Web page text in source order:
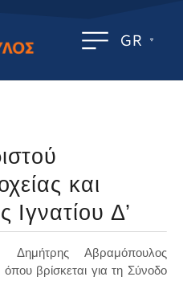
GR
και
Δ’
Αβραμόπουλος
βρίσκεται για τη Σύνοδο